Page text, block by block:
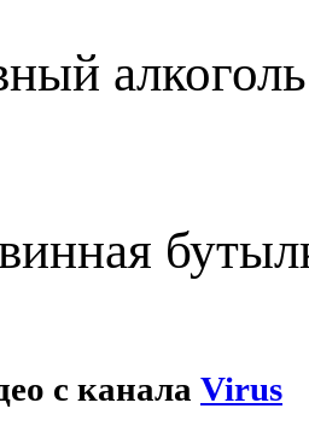
с канала Virus